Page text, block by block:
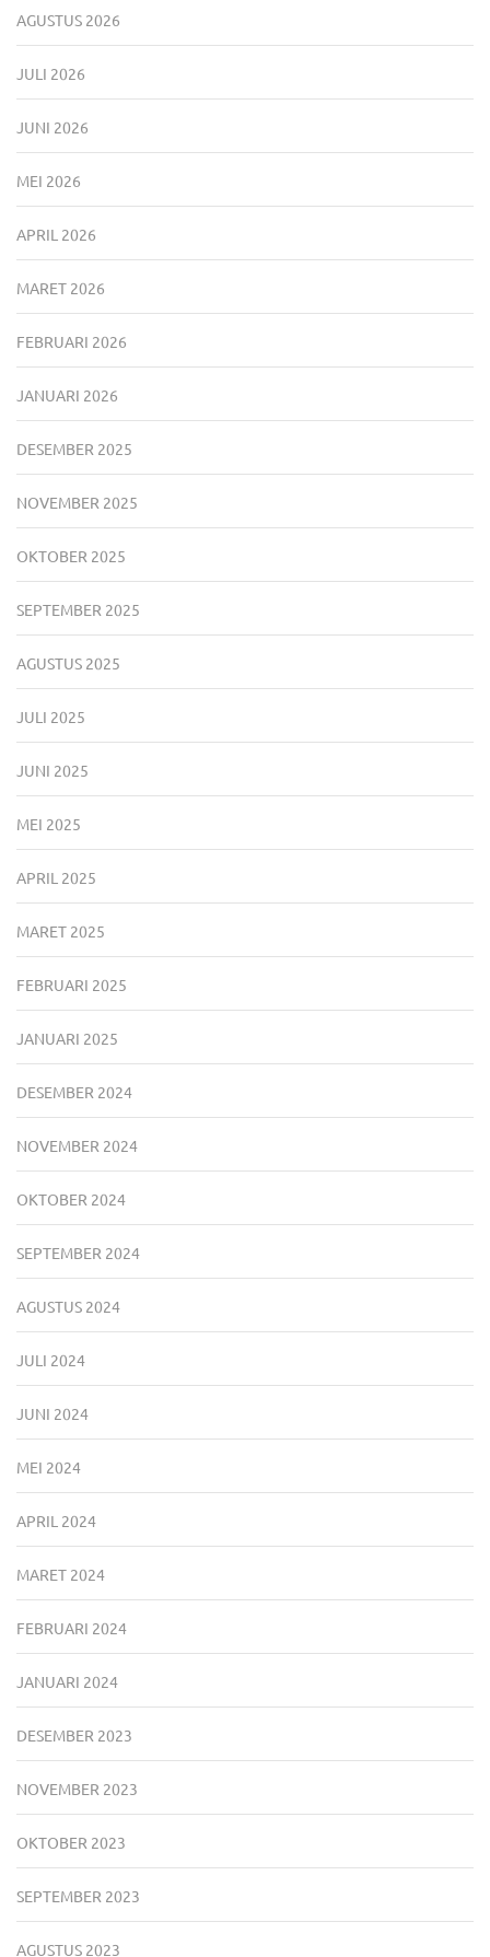
AGUSTUS 2026
JULI 2026
JUNI 2026
MEI 2026
APRIL 2026
MARET 2026
FEBRUARI 2026
JANUARI 2026
DESEMBER 2025
NOVEMBER 2025
OKTOBER 2025
SEPTEMBER 2025
AGUSTUS 2025
JULI 2025
JUNI 2025
MEI 2025
APRIL 2025
MARET 2025
FEBRUARI 2025
JANUARI 2025
DESEMBER 2024
NOVEMBER 2024
OKTOBER 2024
SEPTEMBER 2024
AGUSTUS 2024
JULI 2024
JUNI 2024
MEI 2024
APRIL 2024
MARET 2024
FEBRUARI 2024
JANUARI 2024
DESEMBER 2023
NOVEMBER 2023
OKTOBER 2023
SEPTEMBER 2023
AGUSTUS 2023